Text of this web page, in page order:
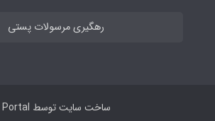
رهگیری مرسولات پستی
ساخت سایت توسط Portal